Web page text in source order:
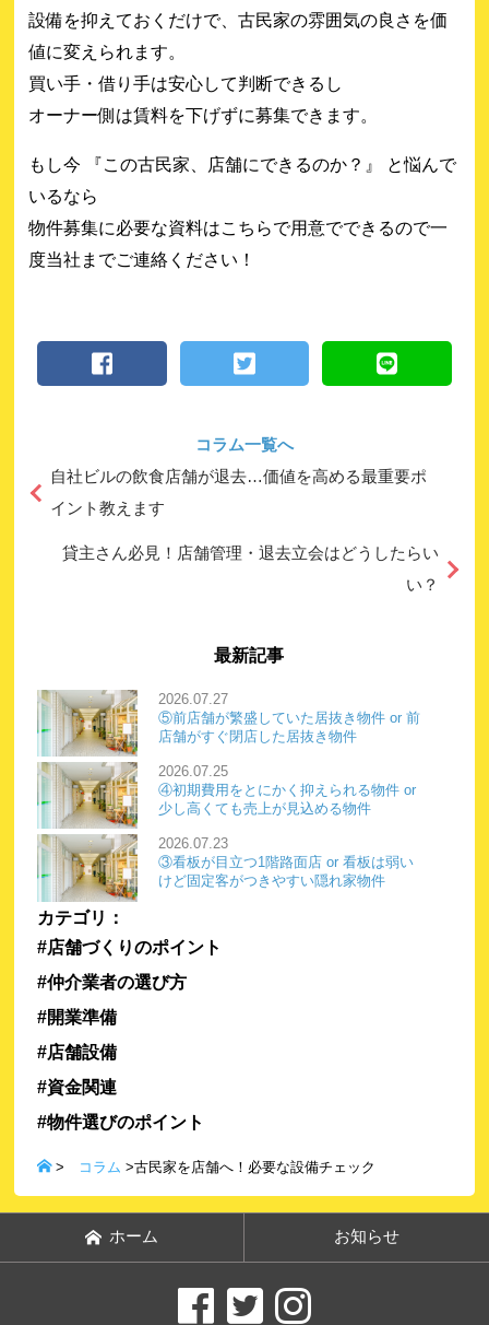
設備を抑えておくだけで、古民家の雰囲気の良さを価
値に変えられます。
買い手・借り手は安心して判断できるし
オーナー側は賃料を下げずに募集できます。
もし今 『この古民家、店舗にできるのか？』 と悩んで
いるなら
物件募集に必要な資料はこちらで用意でできるので一
度当社までご連絡ください！
コラム一覧へ
自社ビルの飲食店舗が退去…価値を高める最重要ポ
イント教えます
貸主さん必見！店舗管理・退去立会はどうしたらい
い？
最新記事
2026.07.27
⑤前店舗が繁盛していた居抜き物件 or 前
店舗がすぐ閉店した居抜き物件
2026.07.25
④初期費用をとにかく抑えられる物件 or
少し高くても売上が見込める物件
2026.07.23
③看板が目立つ1階路面店 or 看板は弱い
けど固定客がつきやすい隠れ家物件
カテゴリ：
#店舗づくりのポイント
#仲介業者の選び方
#開業準備
#店舗設備
#資金関連
#物件選びのポイント
> コラム >古民家を店舗へ！必要な設備チェック
ホーム お知らせ